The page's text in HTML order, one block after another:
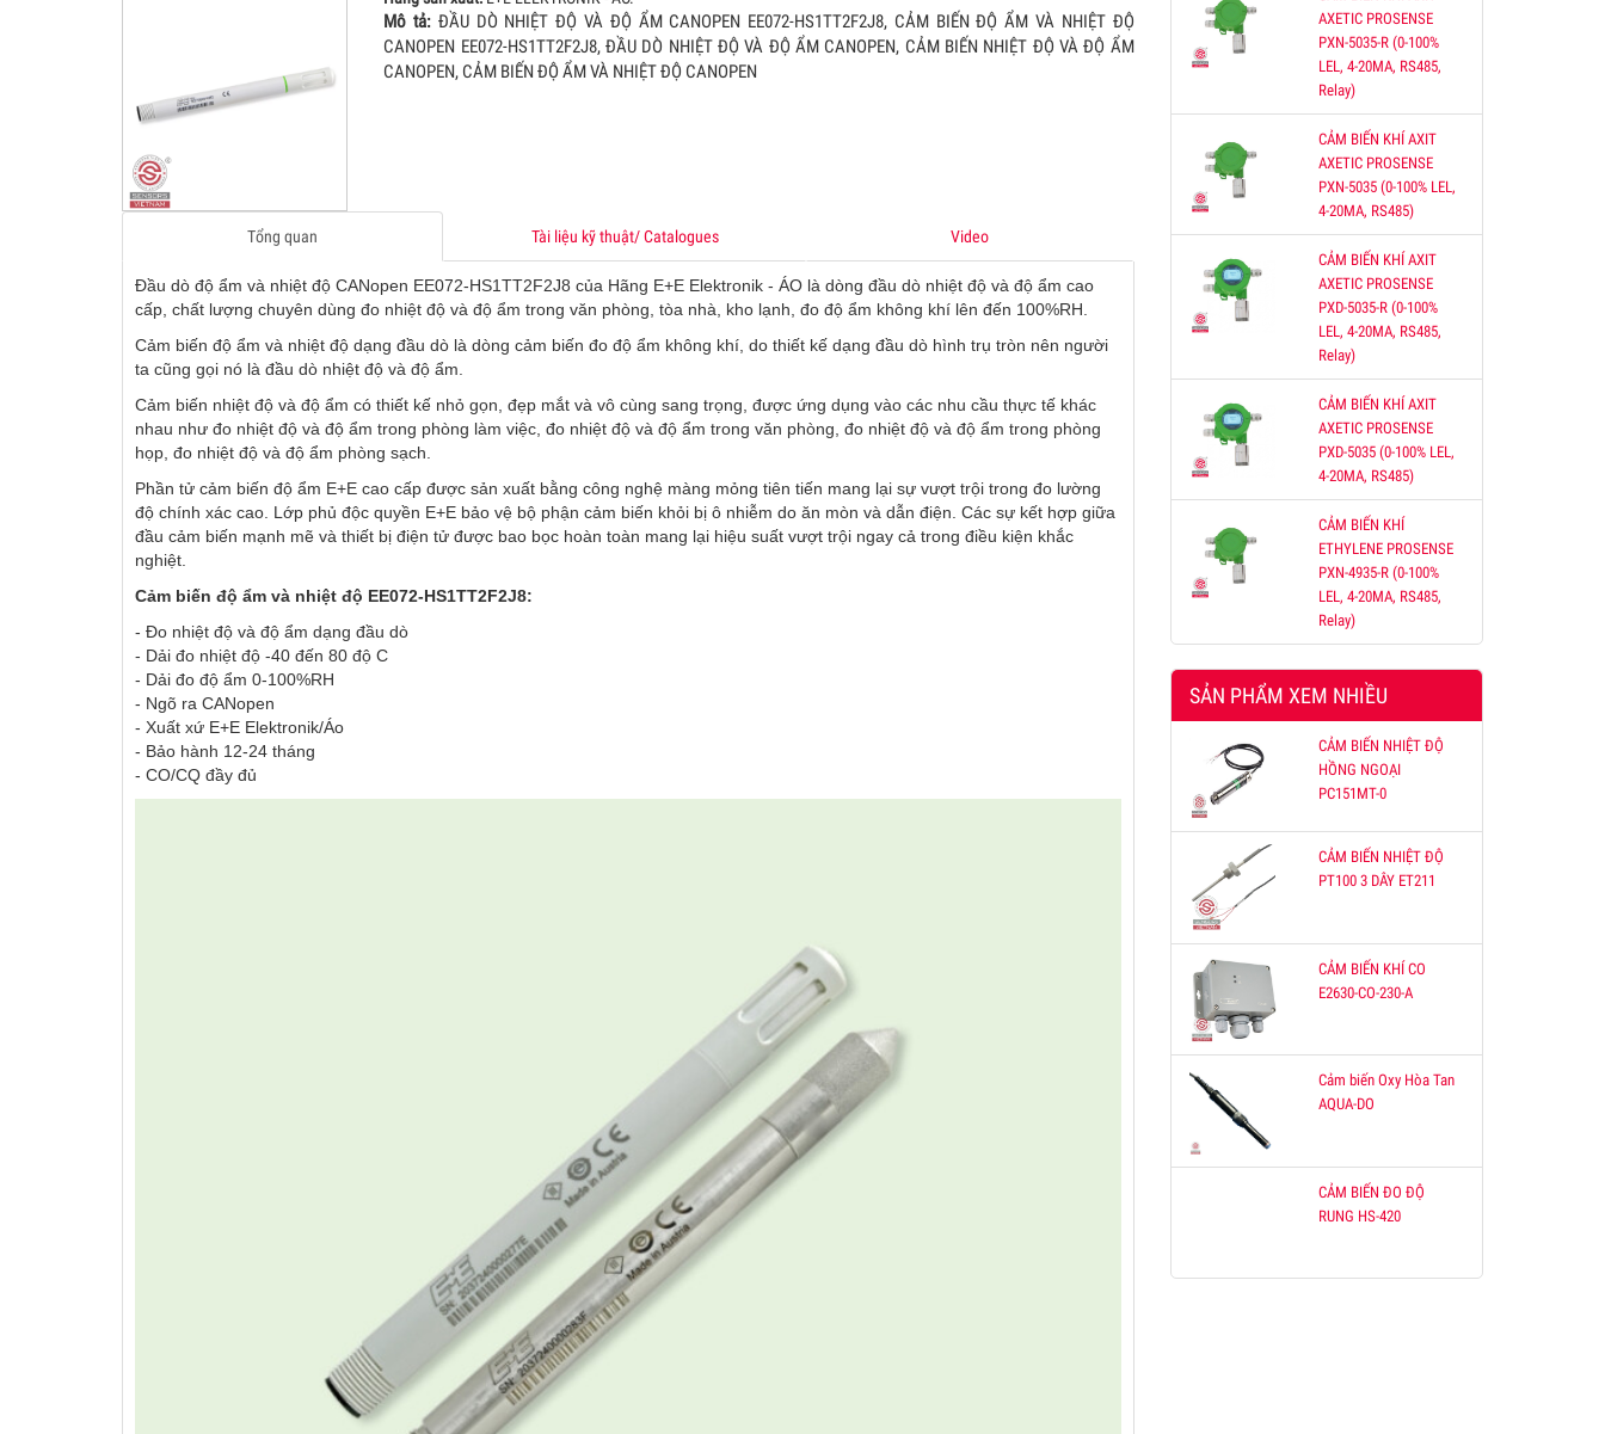
03
01.Feb.2016
Monday
04
GIAO THỨC ETHERNET
05
TỦ ĐIỀU KHIỂN KHÍ CO
TỦ ĐIỀU KHIẾN KHÍ CO, TỦ ĐIỀU KHIỂN CO, BỘ ĐIỀU KHIẾN KHÍ CO, BỘ ĐIỀU KHIỂN
CO, TỦ ĐIỀU KHIẾN KHÍ CARBON MONOXIDE, BỘ ĐIỀU KHIỂN CO 4-20MA, TỦ ĐIỀU
MODBUS RTU, TỦ CO, TỦ CẢNH BÁO KHÍ CO
Xem
05
12.Jul.2025
Saturday
06
CẢM BIẾN KHÍ CO2 GẮN ỐNG GIÓ EMS KT-241
GẮN ỐNG GIÓ, CẢM BIẾN CO2 ỐNG GIÓ 0-5000 PPM, CẢM BIẾN CO2 ỐNG GIÓ 0-
10000 PPM, CẢM BIẾN CO2 ỐNG GIÓ 5000 PPM, CẢM BIẾN CO2 ỐNG GIÓ 10000
PPM, CẢM BIẾN CO2 ỐNG GIÓ 4-20MAXem
06
Wednesday
07
SENSORS VIỆT NAM- CUNG CẤP GIẢI PHÁP GIÁM SÁT HỆ THỐNG
Mô tả: ĐẦU DÒ NHIỆT ĐỘ VÀ ĐỘ ẨM CANOPEN EE072-HS1TT2F2J8, CẢM BIẾN ĐỘ ẨM VÀ NHIỆT ĐỘ
CANOPEN EE072-HS1TT2F2J8, ĐẦU DÒ NHIỆT ĐỘ VÀ ĐỘ ẨM CANOPEN, CẢM BIẾN NHIỆT ĐỘ VÀ ĐỘ ẨM
CANOPEN, CẢM BIẾN ĐỘ ẨM VÀ NHIỆT ĐỘ CANOPEN
Tổng quan Tài liệu kỹ thuật/ Catalogues Video
Đầu dò độ ẩm và nhiệt độ CANopen EE072-HS1TT2F2J8 của Hãng E+E Elektronik - ÁO là dòng đầu dò nhiệt độ và độ ẩm cao
cấp, chất lượng chuyên dùng đo nhiệt độ và độ ẩm trong văn phòng, tòa nhà, kho lạnh, đo độ ẩm không khí lên đến 100%RH.
Cảm biến độ ẩm và nhiệt độ dạng đầu dò là dòng cảm biến đo độ ẩm không khí, do thiết kế dạng đầu dò hình trụ tròn nên người
ta cũng gọi nó là đầu dò nhiệt độ và độ ẩm.
Cảm biến nhiệt độ và độ ẩm có thiết kế nhỏ gọn, đẹp mắt và vô cùng sang trọng, được ứng dụng vào các nhu cầu thực tế khác
nhau như đo nhiệt độ và độ ẩm trong phòng làm việc, đo nhiệt độ và độ ẩm trong văn phòng, đo nhiệt độ và độ ẩm trong phòng
họp, đo nhiệt độ và độ ẩm phòng sạch.
Phần tử cảm biến độ ẩm E+E cao cấp được sản xuất bằng công nghệ màng mỏng tiên tiến mang lại sự vượt trội trong đo lường
độ chính xác cao. Lớp phủ độc quyền E+E bảo vệ bộ phận cảm biến khỏi bị ô nhiễm do ăn mòn và dẫn điện. Các sự kết hợp giữa
đầu cảm biến mạnh mẽ và thiết bị điện tử được bao bọc hoàn toàn mang lại hiệu suất vượt trội ngay cả trong điều kiện khắc
nghiệt.
Cảm biến độ ẩm và nhiệt độ EE072-HS1TT2F2J8:
- Đo nhiệt độ và độ ẩm dạng đầu dò
- Dải đo nhiệt độ -40 đến 80 độ C
- Dải đo độ ẩm 0-100%RH
- Ngõ ra CANopen
- Xuất xứ E+E Elektronik/Áo
- Bảo hành 12-24 tháng
- CO/CQ đầy đủ
AXETIC PROSENSE
PXN-5035-R (0-100%
LEL, 4-20MA, RS485,
Relay)
CẢM BIẾN KHÍ AXIT
AXETIC PROSENSE
PXN-5035 (0-100% LEL,
4-20MA, RS485)
CẢM BIẾN KHÍ AXIT
AXETIC PROSENSE
PXD-5035-R (0-100%
LEL, 4-20MA, RS485,
Relay)
CẢM BIẾN KHÍ AXIT
AXETIC PROSENSE
PXD-5035 (0-100% LEL,
4-20MA, RS485)
CẢM BIẾN KHÍ
ETHYLENE PROSENSE
PXN-4935-R (0-100%
LEL, 4-20MA, RS485,
Relay)
SẢN PHẨM XEM NHIỀU
CẢM BIẾN NHIỆT ĐỘ
HỒNG NGOẠI
PC151MT-0
CẢM BIẾN NHIỆT ĐỘ
PT100 3 DÂY ET211
CẢM BIẾN KHÍ CO
E2630-CO-230-A
Cảm biến Oxy Hòa Tan
AQUA-DO
CẢM BIẾN ĐO ĐỘ
RUNG HS-420